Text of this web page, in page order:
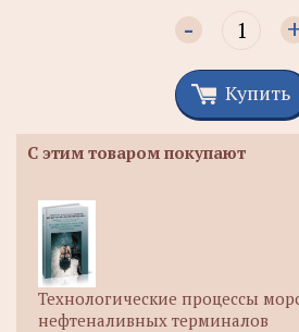
-
Купить
С этим товаром покупают
Технологические процессы
нефтеналивных терминалов